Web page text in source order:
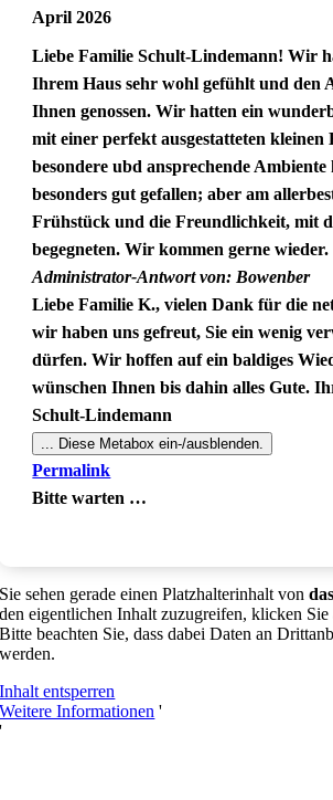
April 2026
Liebe Familie Schult-Lindemann! Wir
Ihrem Haus sehr wohl gefühlt und den
Ihnen genossen. Wir hatten ein
mit einer perfekt ausgestatteten kleinen
besondere ubd ansprechende Ambiente
besonders gut gefallen; aber am
Frühstück und die Freundlichkeit, mit
begegneten. Wir kommen gerne wieder.
Administrator-Antwort von: Bowenber
Liebe Familie K., vielen Dank für die
wir haben uns gefreut, Sie ein wenig
dürfen. Wir hoffen auf ein baldiges
wünschen Ihnen bis dahin alles Gute.
Schult-Lindemann
... Diese Metabox ein-/ausblenden.
Permalink
Bitte warten …
Sie sehen gerade einen Platzhalterinhalt von
den eigentlichen Inhalt zuzugreifen, klicken
Bitte beachten Sie, dass dabei Daten an
werden.
Inhalt entsperren
Weitere Informationen '
'